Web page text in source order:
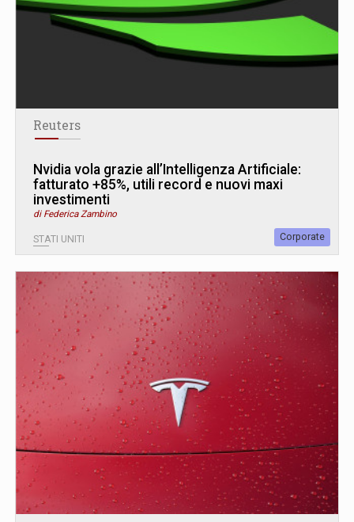
Reuters
Nvidia vola grazie all’Intelligenza Artificiale:
fatturato +85%, utili record e nuovi maxi
investimenti
di Federica Zambino
STATI UNITI Corporate